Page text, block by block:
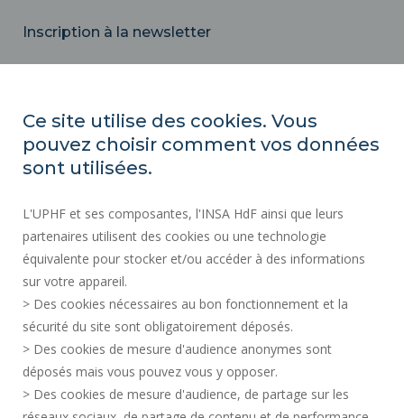
Inscription à la newsletter
ACTOS REGLAMENTARIOS
CONTRATACIÓN PÚBLICA
INFORMACIÓN LEGAL
SALA DE PRENSA
CONTRATACIÓN
MAPA DEL SITIO
DATOS PERSONALES
ACCESIBILIDAD
Ce site utilise des cookies. Vous
pouvez choisir comment vos données
sont utilisées.
L'UPHF et ses composantes, l'INSA HdF ainsi que leurs
partenaires utilisent des cookies ou une technologie
équivalente pour stocker et/ou accéder à des informations
sur votre appareil.
> Des cookies nécessaires au bon fonctionnement et la
sécurité du site sont obligatoirement déposés.
> Des cookies de mesure d'audience anonymes sont
déposés mais vous pouvez vous y opposer.
> Des cookies de mesure d'audience, de partage sur les